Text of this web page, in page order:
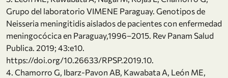
Grupo del laboratorio VIMENE Paraguay. Genotipos de
Neisseria meningitidis aislados de pacientes con enfermedad
meningocócica en Paraguay,1996–2015. Rev Panam Salud
Publica. 2019; 43:e10.
https://doi.org/10.26633/RPSP.2019.10.
4. Chamorro G, Ibarz-Pavon AB, Kawabata A, León ME,